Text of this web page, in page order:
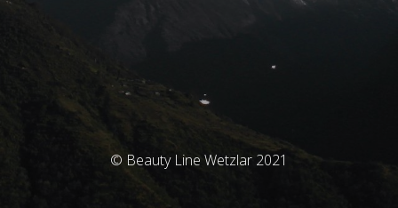
© Beauty Line Wetzlar 2021